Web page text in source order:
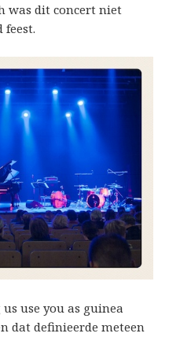
was dit concert niet
feest.
use you as guinea
dat definieerde meteen